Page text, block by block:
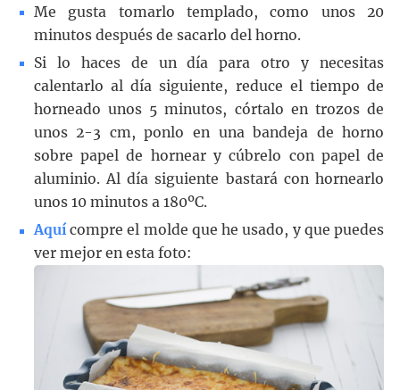
Me gusta tomarlo templado, como unos 20
minutos después de sacarlo del horno.
Si lo haces de un día para otro y necesitas
calentarlo al día siguiente, reduce el tiempo de
horneado unos 5 minutos, córtalo en trozos de
unos 2-3 cm, ponlo en una bandeja de horno
sobre papel de hornear y cúbrelo con papel de
aluminio. Al día siguiente bastará con hornearlo
unos 10 minutos a 180ºC.
Aquícompre el molde que he usado, y que puedes
ver mejor en esta foto: